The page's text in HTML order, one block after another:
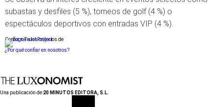
subastas y desfiles (5 %), torneos de golf (4 %) o
espectáculos deportivos con entradas VIP (4 %).
Conforme a los criterios de
¿Por qué confiar en nosotros?
Una publicación de:20 MINUTOS EDITORA, S.L.